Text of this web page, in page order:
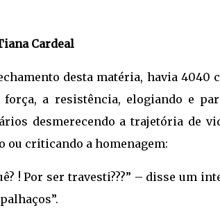
Cardeal
desta matéria, havia 4040
a resistência, elogiando e
desmerecendo a trajetória de
ou criticando a homenagem:
! Por ser travesti???” – disse um